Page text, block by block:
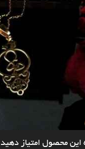
این محصول امتیاز دهید